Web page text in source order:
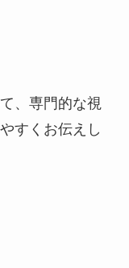
、専門的な視
すくお伝えし